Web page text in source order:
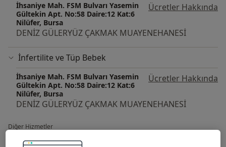
İhsaniye Mah. FSM Bulvarı Yasemin
Gültekin Apt. No:58 Daire:12 Kat:6
Nilüfer, Bursa
Ücretler Hakkında
DENİZ GÜLERYÜZ ÇAKMAK MUAYENEHANESİ
İnfertilite ve Tüp Bebek
İhsaniye Mah. FSM Bulvarı Yasemin
Gültekin Apt. No:58 Daire:12 Kat:6
Nilüfer, Bursa
Ücretler Hakkında
DENİZ GÜLERYÜZ ÇAKMAK MUAYENEHANESİ
Diğer Hizmetler